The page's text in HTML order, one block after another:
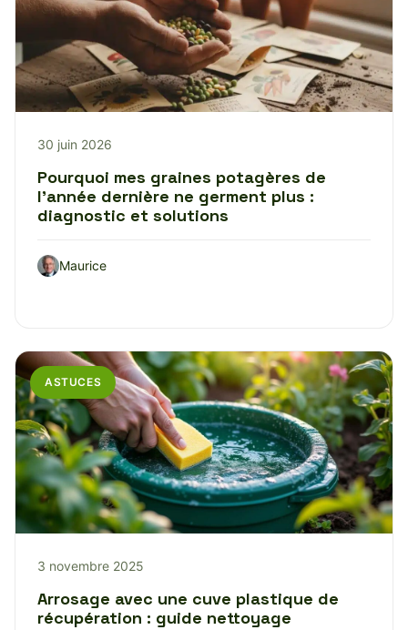
30 juin 2026
Pourquoi mes graines potagères de
l’année dernière ne germent plus :
diagnostic et solutions
Maurice
ASTUCES
3 novembre 2025
Arrosage avec une cuve plastique de
récupération : guide nettoyage